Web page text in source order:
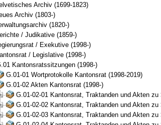
Archiv (1699-1823)
Archiv (1803-)
(1820-)
/ Judikative (1859-)
/ Exekutive (1998-)
/ Legislative (1998-)
Kantonsratssitzungen (1998-)
G.01-01 Wortprotokolle Kantonsrat (1998-2019)
G.01-02 Akten Kantonsrat (1998-)
G.01-02-01 Kantonsrat, Traktanden und Akten
G.01-02-02 Kantonsrat, Traktanden und Akten
G.01-02-03 Kantonsrat, Traktanden und Akten